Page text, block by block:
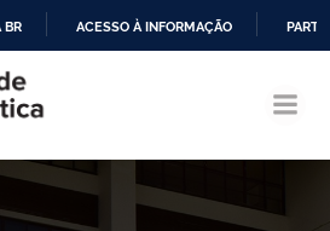
CONTEÚDO
BR ACESSO À INFORMAÇÃO